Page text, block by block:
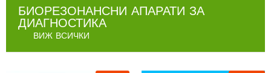
БИОРЕЗОНАНСНИ АПАРАТИ ЗА
ДИАГНОСТИКА
ВИЖ ВСИЧКИ